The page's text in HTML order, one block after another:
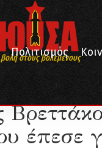
στους βολεμένους
Πολιτισμός
Νικηφόρος Βρεττάκος –
έπεσε